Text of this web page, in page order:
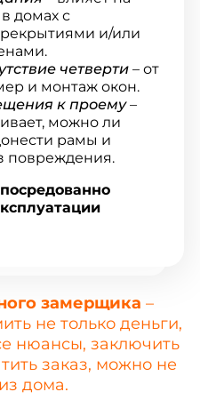
домах с
и/или
четверти– от
и монтаж окон.
к проему–
можно ли
рамы и
повреждения.
замерщика –
не только деньги,
нюансы, заключить
заказ, можно не
дома.